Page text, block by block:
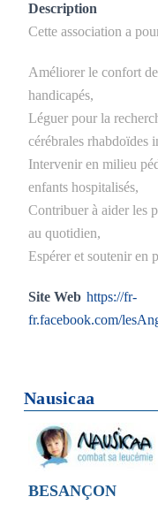
Description
Cette association a
Améliorer le confort
handicapés,
Léguer pour la
cérébrales rhabdoïdes
Intervenir en milieu
enfants hospitalisés,
Contribuer à aider les
au quotidien,
Espérer et soutenir en
Site Web https://fr-
fr.facebook.com/
Nausicaa
BESANÇON